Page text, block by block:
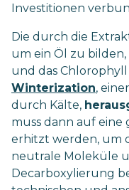
Investitionen
Die durch die
um ein Öl zu
und das
Winterization,
durch Kälte,
muss dann auf
erhitzt werden, um
neutrale Moleküle
Decarboxylierung